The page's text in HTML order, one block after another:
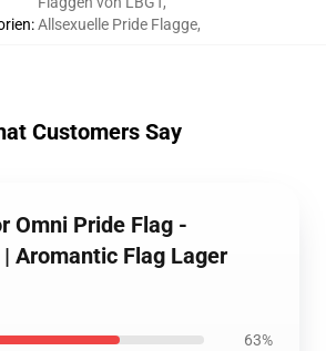
:Allsexuelle Pride Flagge,
Customers Say
Omni Pride Flag -
Aromantic Flag Lager
63%